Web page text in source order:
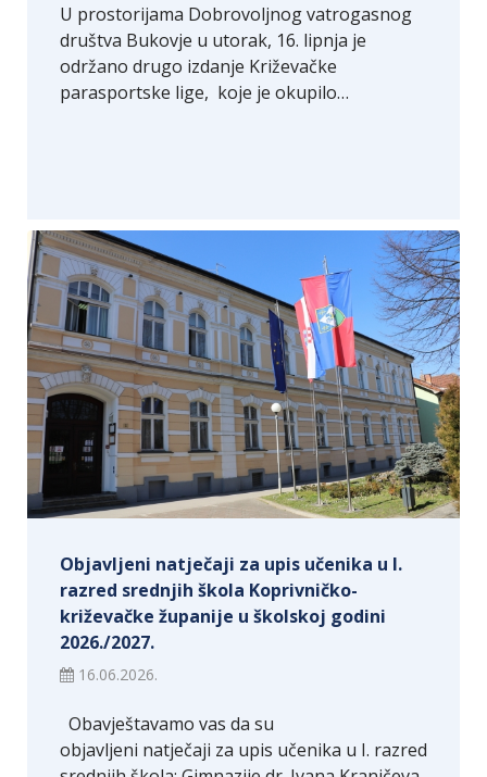
U prostorijama Dobrovoljnog vatrogasnog
društva Bukovje u utorak, 16. lipnja je
održano drugo izdanje Križevačke
parasportske lige, koje je okupilo…
Objavljeni natječaji za upis učenika u I.
razred srednjih škola Koprivničko-
križevačke županije u školskoj godini
2026./2027.
16.06.2026.
Obavještavamo vas da su
objavljeni natječaji za upis učenika u I. razred